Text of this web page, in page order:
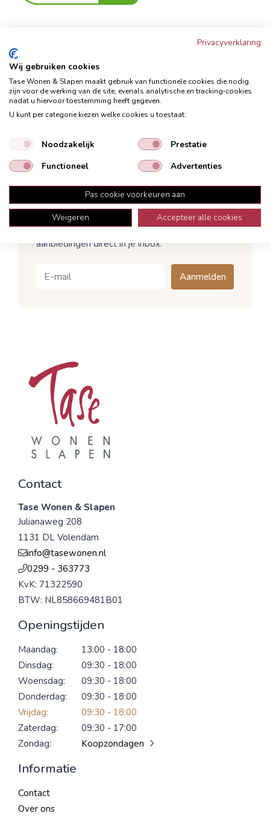
KOOP CBW-ERKEND
Bekijk de actuele CBW voorwaarden
Blijf op de hoogte van woontrends,
kortingen en acties!
Schrijf je in voor onze nieuwsbrief en ontvang
exclusieve inspiratie, stylingtips en de beste
aanbiedingen direct in je inbox.
Aanmelden
Contact
Tase Wonen & Slapen
Julianaweg 208
1131 DL Volendam
info@tasewonen.nl
0299 - 363773
KvK: 71322590
BTW: NL858669481B01
Openingstijden
Maandag:
13:00 - 18:00
Dinsdag:
09:30 - 18:00
Woensdag:
09:30 - 18:00
Donderdag:
09:30 - 18:00
Vrijdag:
09:30 - 18:00
Zaterdag:
09:30 - 17:00
Zondag:
Koopzondagen
Informatie
Contact
Over ons
Privacyverklaring
Wij gebruiken cookies
Tase Wonen & Slapen maakt gebruik van functionele cookies die nodig
zijn voor de werking van de site, evenals analytische en tracking‑cookies
nadat u hiervoor toestemming heeft gegeven.
U kunt per categorie kiezen welke cookies u toestaat:
Noodzakelijk
Prestatie
Functioneel
Advertenties
Pas cookie voorkeuren aan
Weigeren
Accepteer alle cookies